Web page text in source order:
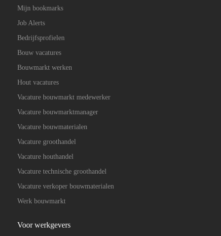
Mijn bookmarks
Job Alerts
Bedrijfsprofielen
Bouw vacatures
Bouwmarkt werken
Hout vacatures
Vacature bouwmarkt medewerker
Vacature bouwmarktmanager
Vacature bouwmaterialen
Vacature groothandel
Vacature houthandel
Vacature technische groothandel
Vacature verkoper bouwmaterialen
Werk bouwmarkt
Voor werkgevers